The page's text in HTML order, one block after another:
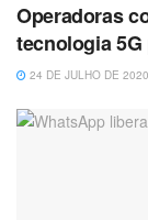
Operadoras
tecnologia
24 DE JULHO DE 2020